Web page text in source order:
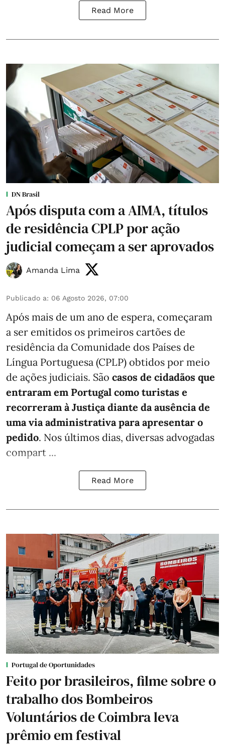
Read More
DN Brasil
Após disputa com a AIMA, títulos
de residência CPLP por ação
judicial começam a ser aprovados
Amanda Lima
Publicado a: 06 Agosto 2026, 07:00
Após mais de um ano de espera, começaram
a ser emitidos os primeiros cartões de
residência da Comunidade dos Países de
Língua Portuguesa (CPLP) obtidos por meio
de ações judiciais. São casos de cidadãos que
entraram em Portugal como turistas e
recorreram à Justiça diante da ausência de
uma via administrativa para apresentar o
pedido. Nos últimos dias, diversas advogadas
compart ...
Read More
Portugal de Oportunidades
Feito por brasileiros, filme sobre o
trabalho dos Bombeiros
Voluntários de Coimbra leva
prêmio em festival